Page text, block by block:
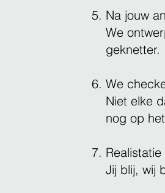
Na jouw
We
geknetter.
We
Niet elke
nog op
Jij blij, wij